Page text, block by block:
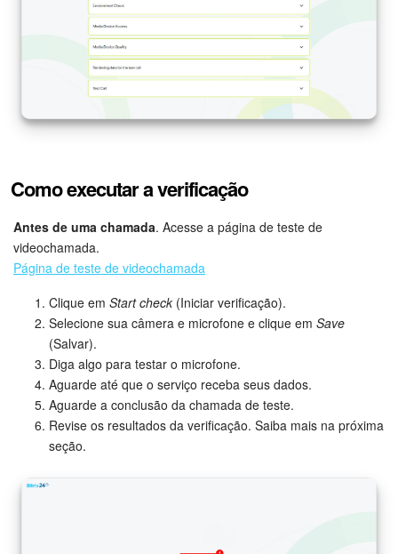
Grupos de trabalho
Tarefas e Projetos
CRM
Contact Center
Telefonia
CRM + Loja On-line
Sales Center
Análise CRM
Criador de BI
Como executar a verificação
Antes de uma chamada. Acesse a página de teste de
videochamada.
Página de teste de videochamada
Clique em Start check (Iniciar verificação).
Selecione sua câmera e microfone e clique em Save
(Salvar).
Diga algo para testar o microfone.
Aguarde até que o serviço receba seus dados.
Aguarde a conclusão da chamada de teste.
Revise os resultados da verificação. Saiba mais na próxima
seção.